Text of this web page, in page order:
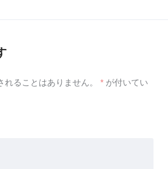
れることはありません。 * が付いてい